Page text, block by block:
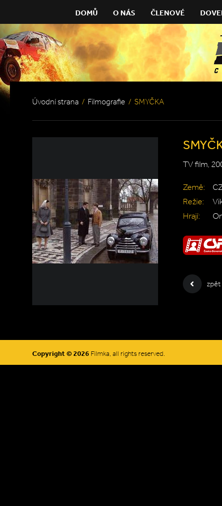
DOMŮ O NÁS ČLENOVÉ
Úvodní strana / Filmografie / SMYČKA
TV film,
Země:
Režie:
Hrají:
zpět
Copyright © 2026 Filmka, all rights reserved.